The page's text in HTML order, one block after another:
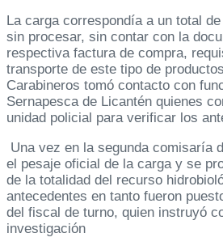
La carga correspondía a un total
sin procesar, sin contar con la
respectiva factura de compra,
transporte de este tipo de
Carabineros tomó contacto con
Sernapesca de Licantén quienes
unidad policial para verificar los
Una vez en la segunda comisaría
el pesaje oficial de la carga y se
de la totalidad del recurso
antecedentes en tanto fueron
del fiscal de turno, quien instruyó
investigación